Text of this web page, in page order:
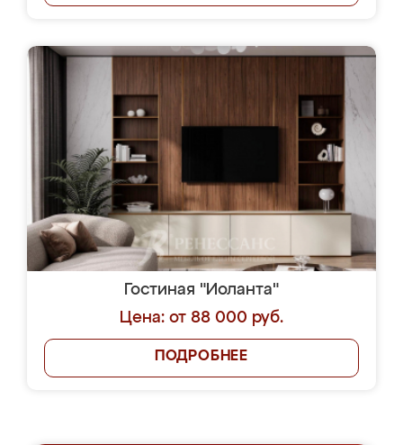
Гостиная "Иоланта"
Цена: от 88 000 руб.
ПОДРОБНЕЕ